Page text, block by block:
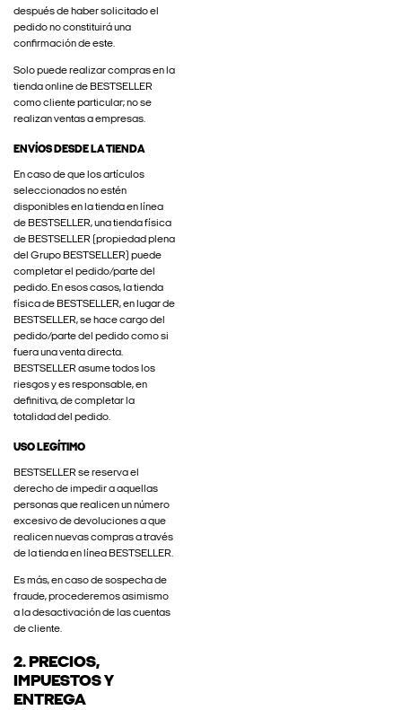
después de haber solicitado el
pedido no constituirá una
confirmación de este.
Solo puede realizar compras en la
tienda online de BESTSELLER
como cliente particular; no se
realizan ventas a empresas.
ENVÍOS DESDE LA TIENDA
En caso de que los artículos
seleccionados no estén
disponibles en la tienda en línea
de BESTSELLER, una tienda física
de BESTSELLER (propiedad plena
del Grupo BESTSELLER) puede
completar el pedido/parte del
pedido. En esos casos, la tienda
física de BESTSELLER, en lugar de
BESTSELLER, se hace cargo del
pedido/parte del pedido como si
fuera una venta directa.
BESTSELLER asume todos los
riesgos y es responsable, en
definitiva, de completar la
totalidad del pedido.
USO LEGÍTIMO
BESTSELLER se reserva el
derecho de impedir a aquellas
personas que realicen un número
excesivo de devoluciones a que
realicen nuevas compras a través
de la tienda en línea BESTSELLER.
Es más, en caso de sospecha de
fraude, procederemos asimismo
a la desactivación de las cuentas
de cliente.
2. PRECIOS,
IMPUESTOS Y
ENTREGA